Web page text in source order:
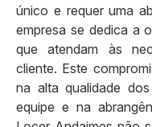
único e requer uma
empresa se dedica a
que atendam às
cliente. Este
na alta qualidade
equipe e na